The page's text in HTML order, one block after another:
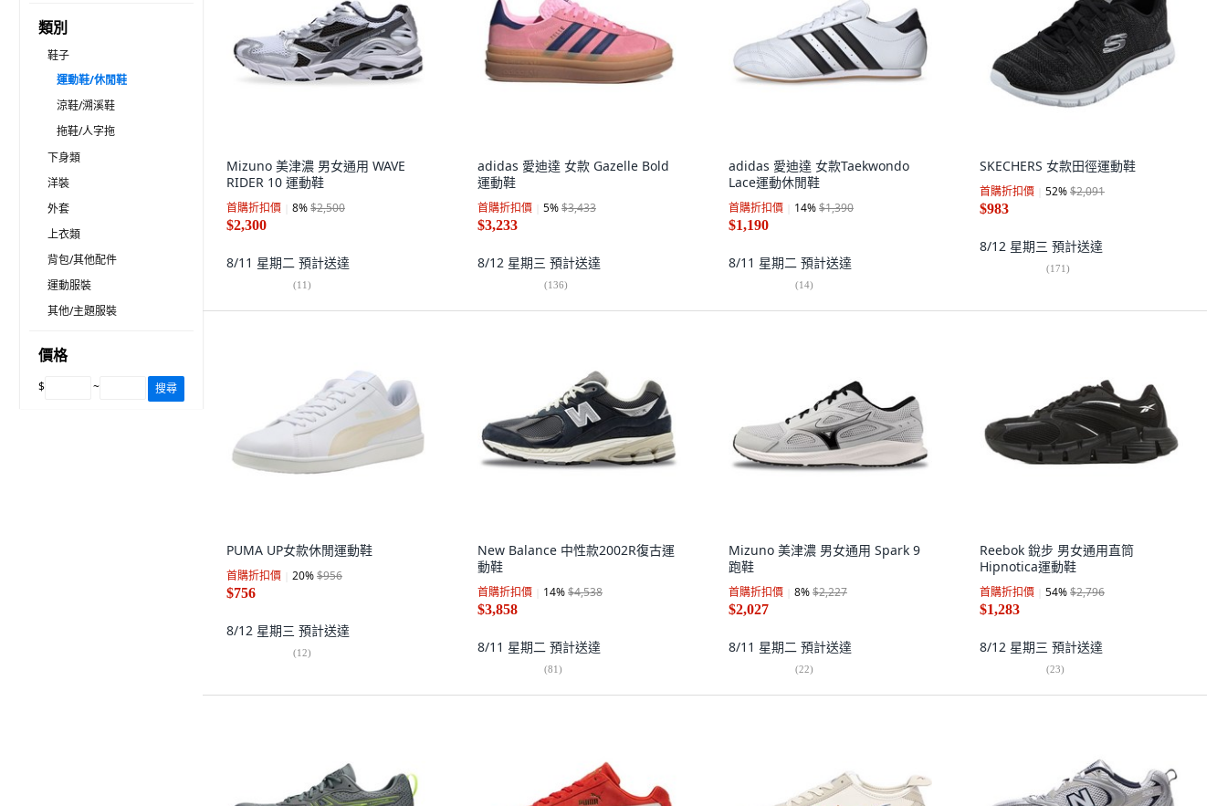
類別
鞋子
運動鞋/休閒鞋
涼鞋/溯溪鞋
拖鞋/人字拖
下身類
洋裝
外套
上衣類
背包/其他配件
運動服裝
其他/主題服裝
價格
$ ~ 搜尋
Mizuno 美津濃 男女通用 WAVE
RIDER 10 運動鞋
首購折扣價 8%$2,500
$2,300
8/11 星期二 預計送達
(11)
adidas 愛迪達 女款 Gazelle Bold
運動鞋
首購折扣價 5%$3,433
$3,233
8/12 星期三 預計送達
(136)
adidas 愛迪達 女款Taekwondo
Lace運動休閒鞋
首購折扣價 14%$1,390
$1,190
8/11 星期二 預計送達
(14)
SKECHERS 女款田徑運動鞋
首購折扣價 52%$2,091
$983
8/12 星期三 預計送達
(171)
PUMA UP女款休閒運動鞋
首購折扣價 20%$956
$756
8/12 星期三 預計送達
(12)
New Balance 中性款2002R復古運
動鞋
首購折扣價 14%$4,538
$3,858
8/11 星期二 預計送達
(81)
Mizuno 美津濃 男女通用 Spark 9
跑鞋
首購折扣價 8%$2,227
$2,027
8/11 星期二 預計送達
(22)
Reebok 銳步 男女通用直筒
Hipnotica運動鞋
首購折扣價 54%$2,796
$1,283
8/12 星期三 預計送達
(23)